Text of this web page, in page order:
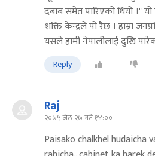
दबाब समेत पारिएको थियो ।"
शक्ति केन्द्रले पो रैछ । हाम्रा
यसले हामी नेपालीलाई दुखि
Reply
Raj
२०७५ जेठ २७ गते १४:००
Paisako chalkhel hudaicha